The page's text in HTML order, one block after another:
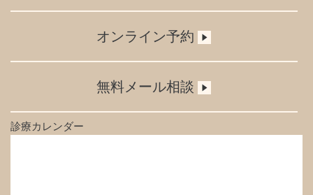
オンライン予約
無料メール相談
診療カレンダー